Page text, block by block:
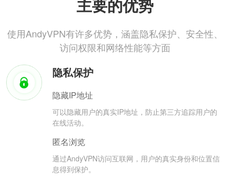
主要的优势
使用AndyVPN有许多优势，涵盖隐私保护、安全性、
访问权限和网络性能等方面
隐私保护
隐藏IP地址
可以隐藏用户的真实IP地址，防止第三方追踪用户的
在线活动。
匿名浏览
通过AndyVPN访问互联网，用户的真实身份和位置信
息得到保护。